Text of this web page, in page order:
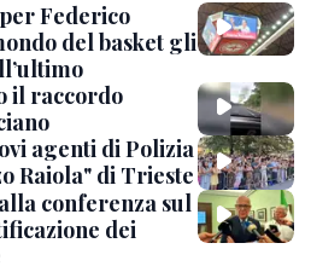
Federico
del basket gli
il raccordo
agenti di Polizia
Raiola" di Trieste
conferenza sul
dei